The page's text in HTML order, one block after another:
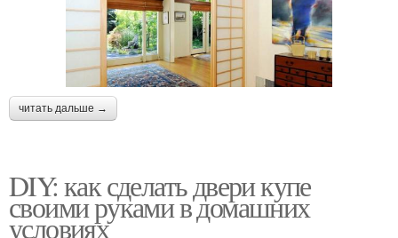
читать дальше →
DIY: как сделать двери купе
своими руками в домашних
условиях